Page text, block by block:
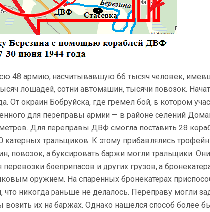
48 армию, насчитывавшую 66 тысяч человек,
лошадей, сотни автомашин, тысячи повозок.
От окраин Бобруйска, где гремел бой, в котором
для переправы армии — в районе селений
Для переправы ДВФ смогла поставить 28
катерных тральщиков. К этому прибавлялись
повозок, а буксировать баржи могли тральщики.
перевозки боеприпасов и других грузов, а
оружием. На спаренных бронекатерах
никогда раньше не делалось. Переправу могли
возить их на баржах. Однако нашелся способ более